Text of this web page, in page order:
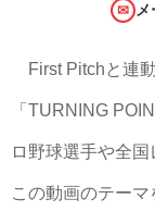
✉ メ
First Pitchと連
「TURNING
ロ野球選手や全
この動画のテー